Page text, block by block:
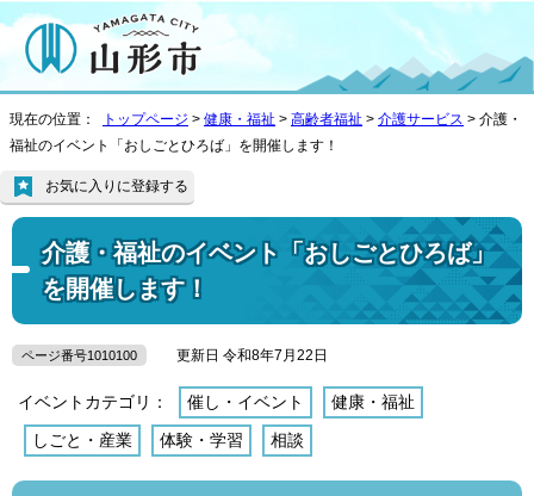
現在の位置： トップページ > 健康・福祉 > 高齢者福祉 > 介護サービス > 介護・
福祉のイベント「おしごとひろば」を開催します！
介護・福祉のイベント「おしごとひろば」
を開催します！
お気に入りに登録する
ページ番号1010100 更新日 令和8年7月22日
イベントカテゴリ： 催し・イベント 健康・福祉
しごと・産業 体験・学習 相談